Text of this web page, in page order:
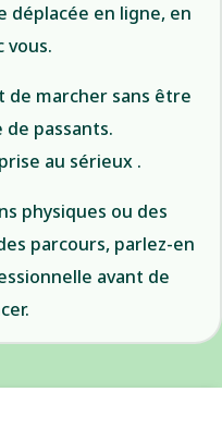
déplacée en ligne, en
vous.
de marcher sans être
de passants.
au sérieux .
physiques ou des
parcours, parlez-en
avant de